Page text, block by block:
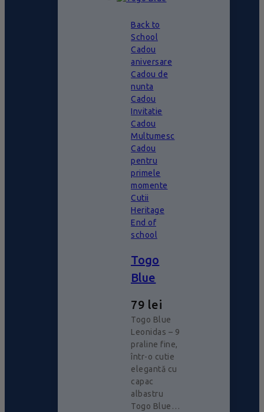
Back to
School
Cadou
aniversare
Cadou de
nunta
Cadou
Invitatie
Cadou
Multumesc
Cadou
pentru
primele
momente
Cutii
Heritage
End of
school
Togo
Blue
79 lei
Togo Blue
Leonidas – 9
praline fine,
într-o cutie
elegantă cu
capac
albastru
Togo Blue…